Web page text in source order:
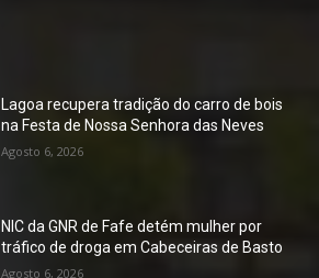
Lagoa recupera tradição do carro de bois
na Festa de Nossa Senhora das Neves
Agosto 6, 2026
NIC da GNR de Fafe detém mulher por
tráfico de droga em Cabeceiras de Basto
Agosto 6, 2026